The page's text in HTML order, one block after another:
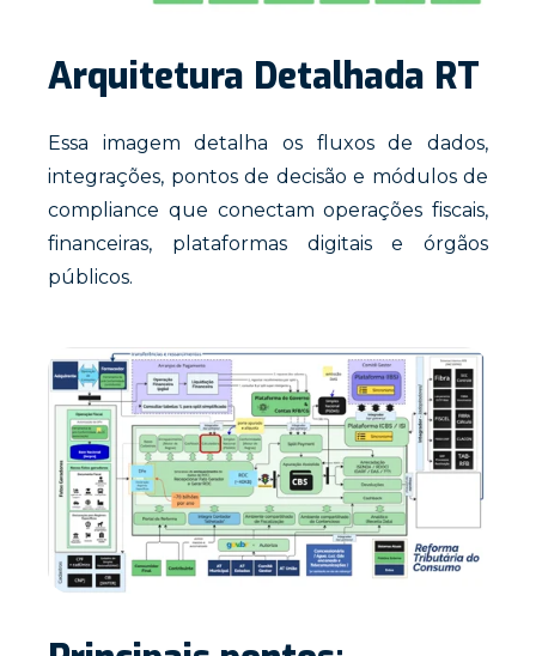
Arquitetura Detalhada RT
Essa imagem detalha os fluxos de dados,
integrações, pontos de decisão e módulos de
compliance que conectam operações fiscais,
financeiras, plataformas digitais e órgãos
públicos.